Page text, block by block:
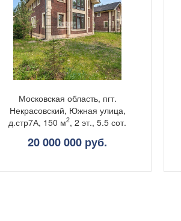
Московская область, пгт.
Некрасовский, Южная улица,
д.стр7А, 150 м2, 2 эт., 5.5 сот.
20 000 000 руб.